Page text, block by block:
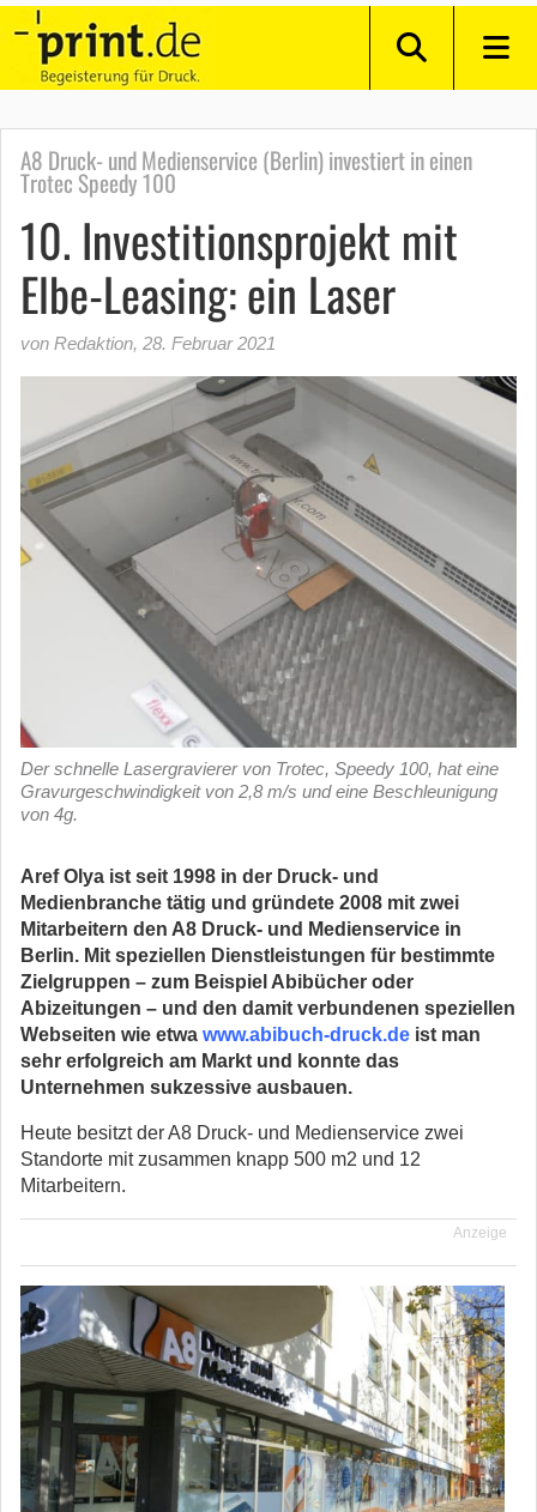
A8 Druck- und Medienservice (Berlin) investiert in einen
Trotec Speedy 100
10. Investitionsprojekt mit
Elbe-Leasing: ein Laser
von Redaktion, 28. Februar 2021
Der schnelle Lasergravierer von Trotec, Speedy 100, hat eine
Gravurgeschwindigkeit von 2,8 m/s und eine Beschleunigung
von 4g.
Aref Olya ist seit 1998 in der Druck- und
Medienbranche tätig und gründete 2008 mit zwei
Mitarbeitern den A8 Druck- und Medienservice in
Berlin. Mit speziellen Dienstleistungen für bestimmte
Zielgruppen – zum Beispiel Abibücher oder
Abizeitungen – und den damit verbundenen speziellen
Webseiten wie etwa www.abibuch-druck.de ist man
sehr erfolgreich am Markt und konnte das
Unternehmen sukzessive ausbauen.
Heute besitzt der A8 Druck- und Medienservice zwei
Standorte mit zusammen knapp 500 m2 und 12
Mitarbeitern.
Anzeige